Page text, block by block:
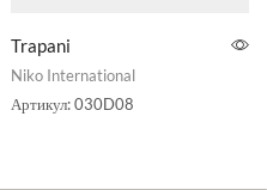
Trapani
Niko International
Артикул:030D08